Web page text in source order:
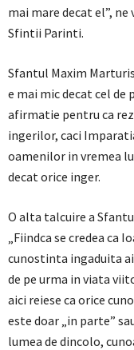
mai mare decat el”,
Sfintii Parinti.
Sfantul Maxim
e mai mic decat cel de
afirmatie pentru ca
ingerilor, caci
oamenilor in vremea
decat orice inger.
O alta talcuire a
„Fiindca se credea
cunostinta ingaduita
de pe urma in viata
aici reiese ca orice
este doar „in parte”
lumea de dincolo,